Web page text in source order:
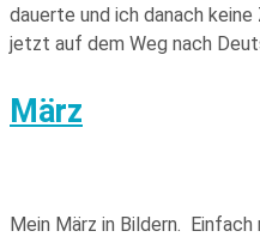
dauerte und ich danach
jetzt auf dem Weg nach
März
Mein März in Bildern.